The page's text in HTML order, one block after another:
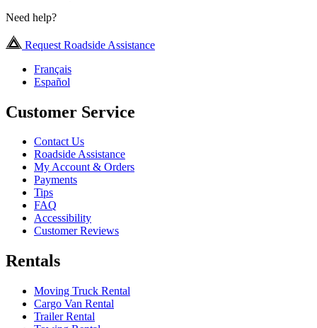
Need help?
Request Roadside Assistance
Français
Español
Customer Service
Contact Us
Roadside Assistance
My Account & Orders
Payments
Tips
FAQ
Accessibility
Customer Reviews
Rentals
Moving Truck Rental
Cargo Van Rental
Trailer Rental